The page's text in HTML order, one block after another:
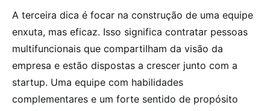
A terceira dica é focar na construção de uma equipe
enxuta, mas eficaz. Isso significa contratar pessoas
multifuncionais que compartilham da visão da
empresa e estão dispostas a crescer junto com a
startup. Uma equipe com habilidades
complementares e um forte sentido de propósito